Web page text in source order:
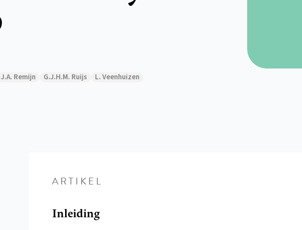
J.A. Remijn G.J.H.M. Ruijs
L. Veenhuizen
ARTIKEL
Inleiding